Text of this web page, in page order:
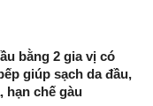
bằng 2 gia vị có
giúp sạch da đầu,
hạn chế gàu